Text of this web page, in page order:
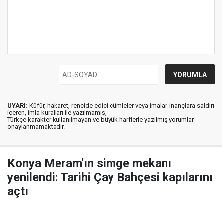
UYARI: Küfür, hakaret, rencide edici cümleler veya imalar, inançlara saldırı
içeren, imla kuralları ile yazılmamış,
Türkçe karakter kullanılmayan ve büyük harflerle yazılmış yorumlar
onaylanmamaktadır.
Konya Meram'ın simge mekanı
yenilendi: Tarihi Çay Bahçesi kapılarını
açtı